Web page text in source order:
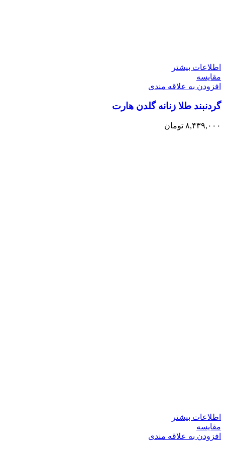
اطلاعات بیشتر
مقایسه
افزودن به علاقه مندی
گردنبند طلا زنانه گلدن هارت
۸,۴۳۹,۰۰۰ تومان
اطلاعات بیشتر
مقایسه
افزودن به علاقه مندی